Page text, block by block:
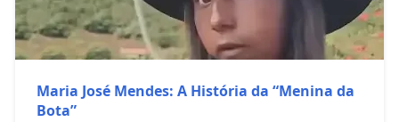
Maria José Mendes: A História da “Menina da
Bota”